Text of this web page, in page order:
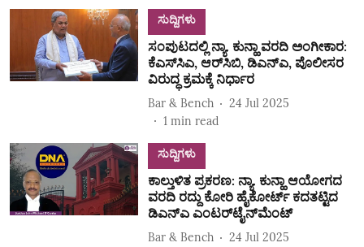
ಸುದ್ದಿಗಳು
ಸಂಪುಟದಲ್ಲಿ ನ್ಯಾ. ಕುನ್ಹಾ ವರದಿ ಅಂಗೀಕಾರ:
ಕೆಎಸ್‌ಸಿಎ, ಆರ್‌ಸಿಬಿ, ಡಿಎನ್‌ಎ, ಪೊಲೀಸರ
ವಿರುದ್ಧ ಕ್ರಮಕ್ಕೆ ನಿರ್ಧಾರ
Bar & Bench
24 Jul 2025
1 min read
ಸುದ್ದಿಗಳು
ಕಾಲ್ತುಳಿತ ಪ್ರಕರಣ: ನ್ಯಾ. ಕುನ್ಹಾ ಆಯೋಗದ
ವರದಿ ರದ್ದು ಕೋರಿ ಹೈಕೋರ್ಟ್‌ ಕದತಟ್ಟಿದ
ಡಿಎನ್‌ಎ ಎಂಟರ್‌ಟೈನ್‌ಮೆಂಟ್‌
Bar & Bench
24 Jul 2025